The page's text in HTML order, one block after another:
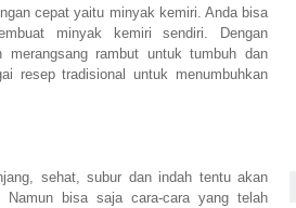
cepat yaitu minyak kemiri. Anda bisa
minyak kemiri sendiri. Dengan
rambut untuk tumbuh dan
resep tradisional untuk menumbuhkan
sehat, subur dan indah tentu akan
bisa saja cara-cara yang telah